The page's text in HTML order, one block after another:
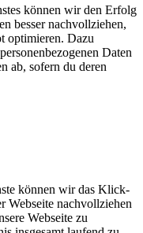
können wir den Erfolg
besser nachvollziehen,
optimieren. Dazu
Daten
ab, sofern du deren
können wir das Klick-
Webseite nachvollziehen
Webseite zu